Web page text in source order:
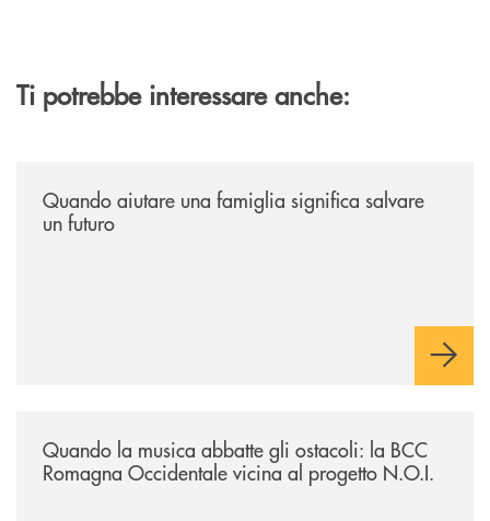
Ti potrebbe interessare anche:
Quando aiutare una famiglia significa salvare
un futuro
Quando la musica abbatte gli ostacoli: la BCC
Romagna Occidentale vicina al progetto N.O.I.